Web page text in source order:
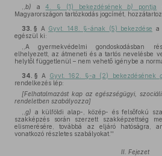
b) a4. § (1) bekezdésénekb) pontja
Magyarországon tartózkodás jogcímét,
33. § A Gyvt. 148. §-ának (5) bekezdése a
egészül ki:
,,A gyermekvédelmi gondoskodásban
elhelyezett, az átmeneti és a tartós nevelésbe
helytől függetlenül – nem vehető igénybe a
34. § A Gyvt. 162. §-a (2) bekezdésének
rendelkezés lép:
[Felhatalmazást kap az egészségügyi,
rendeletben szabályozza]
g) a külföldi alap-, közép- és felsőfokú
szakképzés során szerzett szakképzettség
elismerésére, továbbá az eljáró hatóságra,
vonatkozó részletes szabályokat.''
II. Fejezet